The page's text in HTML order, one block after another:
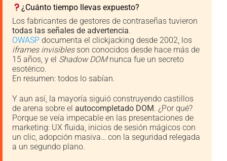
¿Cuánto tiempo llevas expuesto?
Los fabricantes de gestores de contraseñas tuvieron
todas las señales de advertencia.
OWASP documenta el clickjacking desde 2002, los
iframes invisiblesson conocidos desde hace más de
15 años, y el Shadow DOMnunca fue un secreto
esotérico.
En resumen: todos lo sabían.
Y aun así, la mayoría siguió construyendo castillos
de arena sobre el autocompletado DOM. ¿Por qué?
Porque se veía impecable en las presentaciones de
marketing: UX fluida, inicios de sesión mágicos con
un clic, adopción masiva… con la seguridad relegada
a un segundo plano.